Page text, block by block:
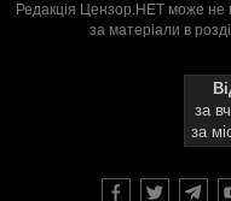
Редакція Цензор.НЕТ може не
за матеріали в
за
за